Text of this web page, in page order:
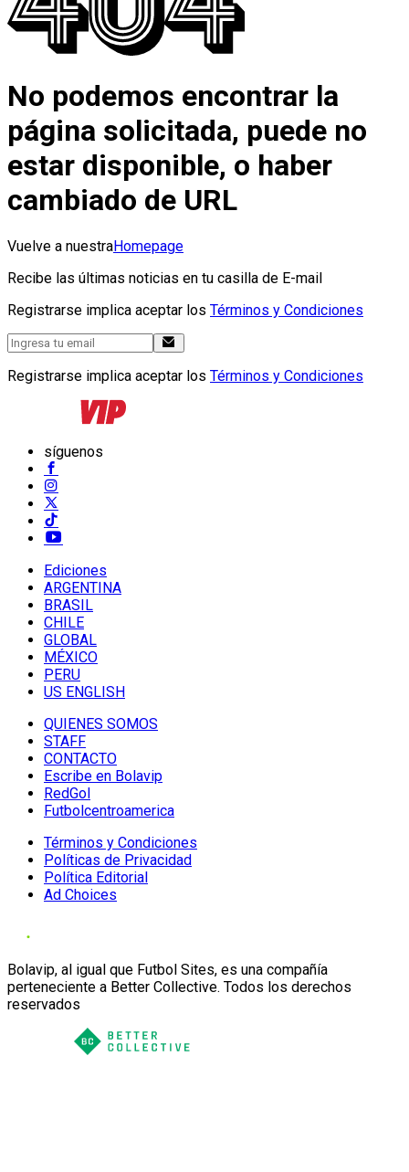
No podemos encontrar la
página solicitada, puede no
estar disponible, o haber
cambiado de URL
Vuelve a nuestraHomepage
Recibe las últimas noticias en tu casilla de E-mail
Registrarse implica aceptar los Términos y Condiciones
Registrarse implica aceptar los Términos y Condiciones
síguenos
Ediciones
ARGENTINA
BRASIL
CHILE
GLOBAL
MÉXICO
PERU
US ENGLISH
QUIENES SOMOS
STAFF
CONTACTO
Escribe en Bolavip
RedGol
Futbolcentroamerica
Términos y Condiciones
Políticas de Privacidad
Política Editorial
Ad Choices
Bolavip, al igual que Futbol Sites, es una compañía
perteneciente a Better Collective. Todos los derechos
reservados